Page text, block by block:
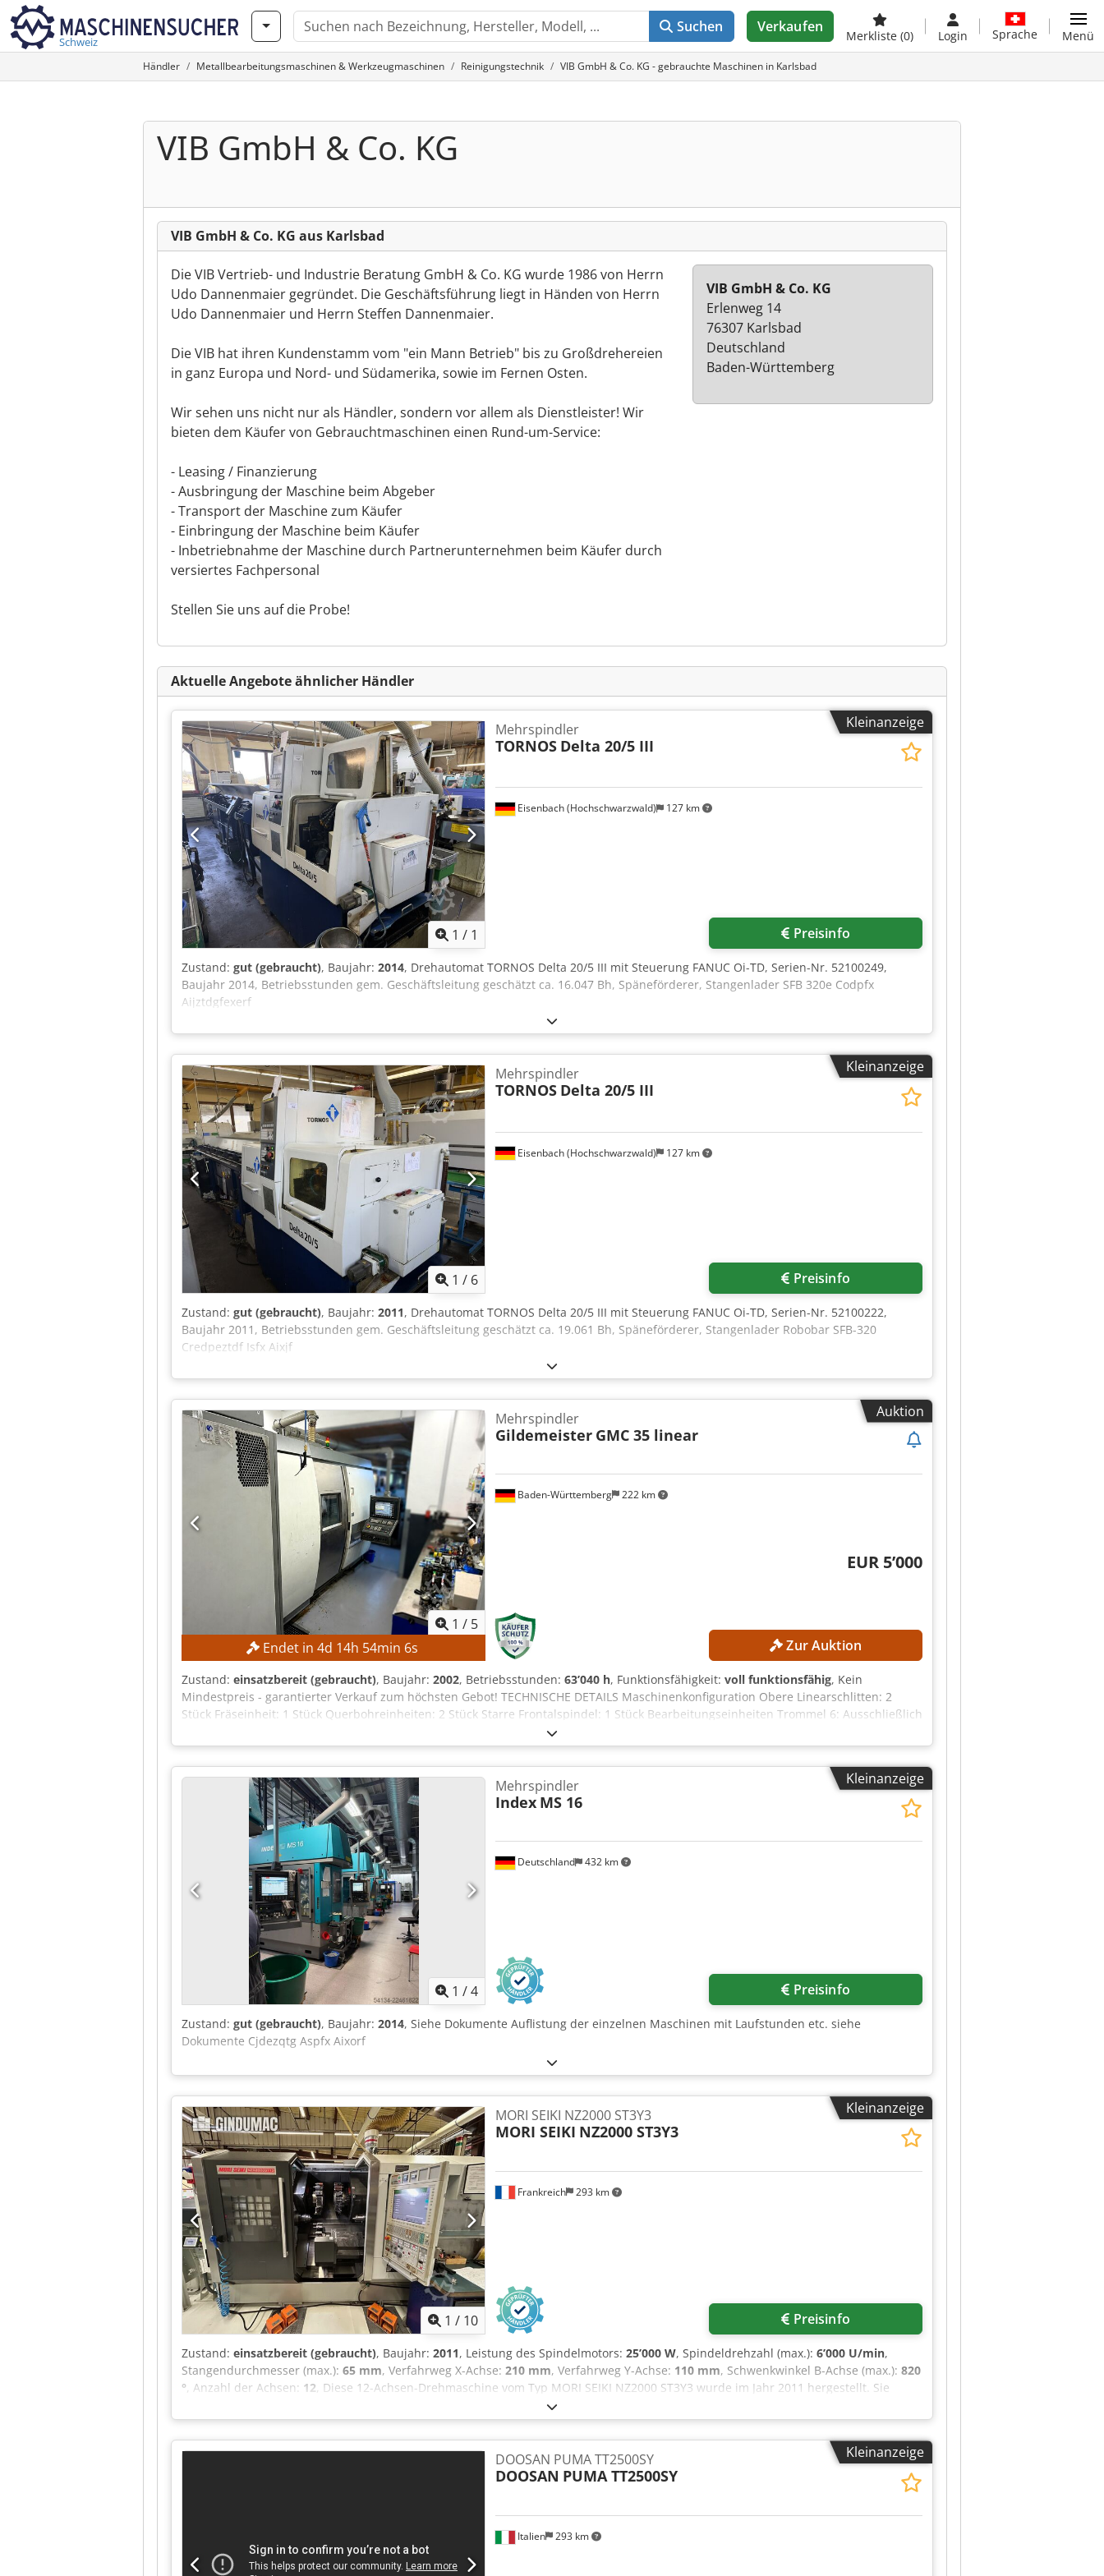
Schweiz
Suchen Verkaufen
Merkliste (0) Login Sprache Menü
Händler Metallbearbeitungsmaschinen & Werkzeugmaschinen Reinigungstechnik VIB GmbH & Co. KG - gebrauchte Maschinen in Karlsbad
VIB GmbH & Co. KG
VIB GmbH & Co. KG aus Karlsbad
Die VIB Vertrieb- und Industrie Beratung GmbH & Co. KG wurde 1986 von Herrn
Udo Dannenmaier gegründet. Die Geschäftsführung liegt in Händen von Herrn
Udo Dannenmaier und Herrn Steffen Dannenmaier.
Die VIB hat ihren Kundenstamm vom "ein Mann Betrieb" bis zu Großdrehereien
in ganz Europa und Nord- und Südamerika, sowie im Fernen Osten.
Wir sehen uns nicht nur als Händler, sondern vor allem als Dienstleister! Wir
bieten dem Käufer von Gebrauchtmaschinen einen Rund-um-Service:
- Leasing / Finanzierung
- Ausbringung der Maschine beim Abgeber
- Transport der Maschine zum Käufer
- Einbringung der Maschine beim Käufer
- Inbetriebnahme der Maschine durch Partnerunternehmen beim Käufer durch
versiertes Fachpersonal
Stellen Sie uns auf die Probe!
VIB GmbH & Co. KG
Erlenweg 14
76307 Karlsbad
Deutschland
Baden-Württemberg
Aktuelle Angebote ähnlicher Händler
Kleinanzeige
1 / 1
Eisenbach (Hochschwarzwald) 127 km
Mehrspindler
TORNOS Delta 20/5 III
Preisinfo
Zustand: gut (gebraucht), Baujahr: 2014, Drehautomat TORNOS Delta 20/5 III mit Steuerung FANUC Oi-TD, Serien-Nr. 52100249,
Baujahr 2014, Betriebsstunden gem. Geschäftsleitung geschätzt ca. 16.047 Bh, Späneförderer, Stangenlader SFB 320e Codpfx
Aijztdgfexerf
Kleinanzeige
1 / 6
Eisenbach (Hochschwarzwald) 127 km
Mehrspindler
TORNOS Delta 20/5 III
Preisinfo
Zustand: gut (gebraucht), Baujahr: 2011, Drehautomat TORNOS Delta 20/5 III mit Steuerung FANUC Oi-TD, Serien-Nr. 52100222,
Baujahr 2011, Betriebsstunden gem. Geschäftsleitung geschätzt ca. 19.061 Bh, Späneförderer, Stangenlader Robobar SFB-320
Credpeztdf Isfx Aixjf
Auktion
1 / 5
Endet in 4d 14h 54min 5s
Baden-Württemberg 222 km
Mehrspindler
Gildemeister GMC 35 linear
EUR 5’000
Zur Auktion
Zustand: einsatzbereit (gebraucht), Baujahr: 2002, Betriebsstunden: 63’040 h, Funktionsfähigkeit: voll funktionsfähig, Kein
Mindestpreis - garantierter Verkauf zum höchsten Gebot! TECHNISCHE DETAILS Maschinenkonfiguration Obere Linearschlitten: 2
Stück Fräseinheit: 1 Stück Querbohreinheiten: 2 Stück Starre Frontalspindel: 1 Stück Bearbeitungseinheiten Trommel 6: Ausschließlich
in X-Achse verfahrbar Frontalposition 1: Rotatorisch starre Spindel, ausschließlich vor- und zurückfahrbar Frontalpositionen 2 bis 4:
Rotatorisch voll steuerbare Spindeln Frontalposition 5: Inneneinstechachse zur Bearbeitung von Innenkonturen und Radien
Frontalposition 6: Angetriebene Abgreifspindel mit rückseitigem Bearbeitungsschlitten und zwei Werkzeugen, auf die Ansichtsseite
verfahrbar Elektronische Vollausstattung Elektronisch ansteckbare Zusatzantriebe an den Frontalpositionen und sechs
Trommelschlitten MASCHINEN-DETAILS Einschaltstunden: 98.119 h Spindelstunden: 63.040 h Csdpfxszrgnpe Aixjrf AUSSTATTUNG
Späneförderer Hochdruckkühlaggregat Stangenlader Fräseinheit Zwei Querbohreinheiten Spannzangen Ersatzteile Elektronische
Bauteile für den Schaltschrank Neue starre Frontalspindel
Kleinanzeige
1 /4
Deutschland 432 km
Mehrspindler
Index MS 16
Preisinfo
Zustand: gut (gebraucht), Baujahr: 2014, Siehe Dokumente Auflistung der einzelnen Maschinen mit Laufstunden etc. siehe
Dokumente Cjdezqtg Aspfx Aixorf
Kleinanzeige
1 / 10
Frankreich 293 km
MORI SEIKI NZ2000 ST3Y3
MORI SEIKI NZ2000 ST3Y3
Preisinfo
Zustand: einsatzbereit (gebraucht), Baujahr: 2011, Leistung des Spindelmotors: 25’000 W, Spindeldrehzahl (max.): 6’000 U/min,
Stangendurchmesser (max.): 65 mm, Verfahrweg X-Achse: 210 mm, Verfahrweg Y-Achse: 110 mm, Schwenkwinkel B-Achse (max.): 820
°, Anzahl der Achsen: 12, Diese 12-Achsen-Drehmaschine vom Typ MORI SEIKI NZ2000 ST3Y3 wurde im Jahr 2011 hergestellt. Sie
verfügt über einen maximalen Bearbeitungsdurchmesser von 200 mm und eine maximale Bearbeitungslänge von 260 mm. Die
Maschine ist mit zwei Spindeln und drei Revolvern ausgestattet und bietet damit effiziente Mehrspindel-Drehfunktionen. Wenn Sie
auf der Suche nach hochwertigen Drehfunktionen sind, sollten Sie die von uns zum Verkauf angebotene Mehrspindel-Drehmaschine
MORI SEIKI NZ2000 ST3Y3 in Betracht ziehen. Kontaktieren Sie uns für weitere Details. • Bearbeitungskapazität: • Maximaler
Bearbeitungsdurchmesser: 200 mm • Maximale Bearbeitungslänge: 260 mm • Achsverfahrweg: • Z-Achse: 300 / 810 mm • B-Achse
(zwei Spindeln): 920 mm • Spindeln: • Spindelleistung: 22 / 25 kW • Gegenspindel: Ja • Vorschubgeschwindigkeiten: • Eilgang X / Z: 30 /
Kleinanzeige
Italien 293 km
DOOSAN PUMA TT2500SY
DOOSAN PUMA TT2500SY